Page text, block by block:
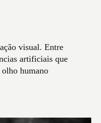
visual. Entre
artificiais que
humano